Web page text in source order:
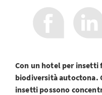
Con un hotel per insetti
biodiversità autoctona.
insetti possono